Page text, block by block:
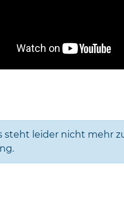
steht leider nicht mehr